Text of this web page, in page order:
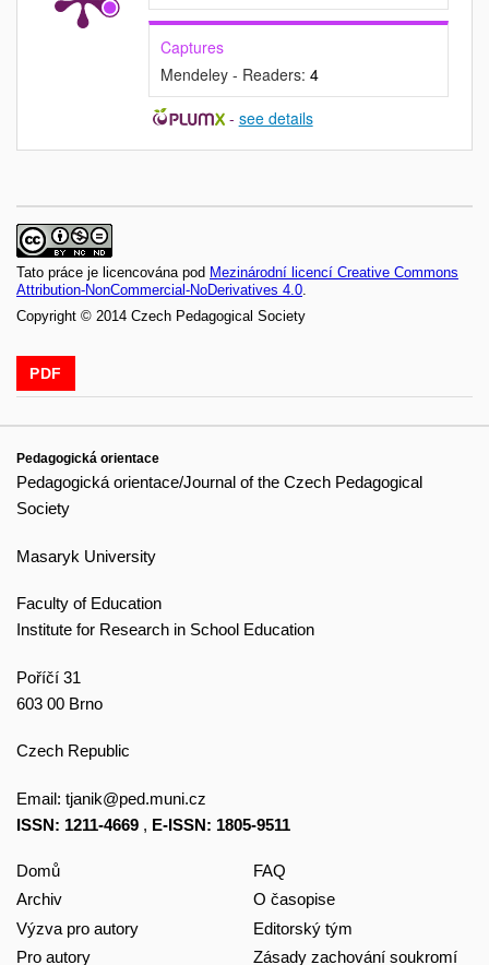
Captures
Mendeley - Readers: 4
- see details
Tato práce je licencována pod Mezinárodní licencí Creative Commons
Attribution-NonCommercial-NoDerivatives 4.0.
Copyright © 2014 Czech Pedagogical Society
PDF
Pedagogická orientace
Pedagogická orientace/Journal of the Czech Pedagogical
Society
Masaryk University
Faculty of Education
Institute for Research in School Education
Poříčí 31
603 00 Brno
Czech Republic
Email: tjanik@ped.muni.cz
ISSN: 1211-4669 , E-ISSN: 1805-9511
Domů
Archiv
Výzva pro autory
Pro autory
FAQ
O časopise
Editorský tým
Zásady zachování soukromí